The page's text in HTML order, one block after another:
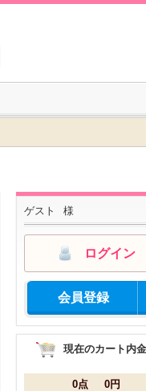
ゲスト 様
ログイン
会員登録
現在のカート内
0点 0円